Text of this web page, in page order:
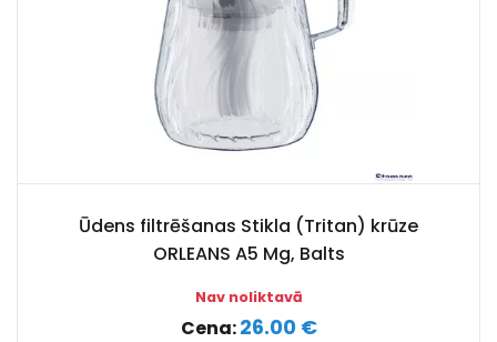
Ūdens filtrēšanas Stikla (Tritan) krūze
ORLEANS A5 Mg, Balts
Nav noliktavā
Cena:26.00 €